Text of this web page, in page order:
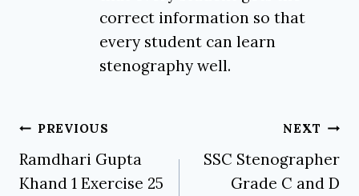
correct information so that
every student can learn
stenography well.
Post
navigation
PREVIOUS
Ramdhari Gupta
Khand 1 Exercise 25
NEXT
SSC Stenographer
Grade C and D